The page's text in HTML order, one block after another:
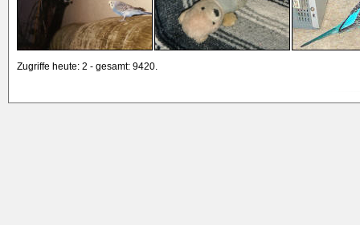
Zugriffe heute: 2 - gesamt: 9420.